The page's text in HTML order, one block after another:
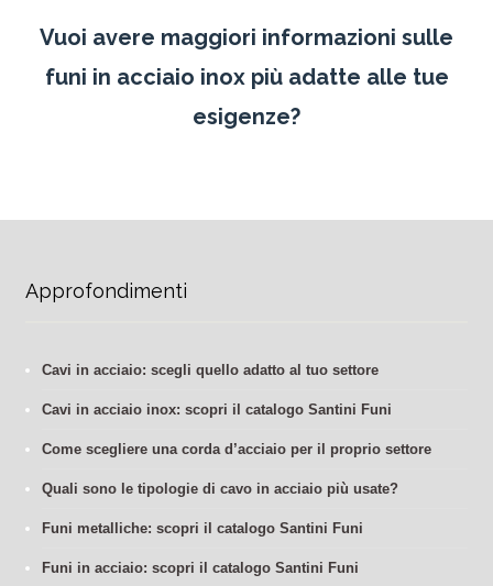
Vuoi avere maggiori informazioni sulle
funi in acciaio inox più adatte alle tue
esigenze?
Approfondimenti
Cavi in acciaio: scegli quello adatto al tuo settore
Cavi in acciaio inox: scopri il catalogo Santini Funi
Come scegliere una corda d’acciaio per il proprio settore
Quali sono le tipologie di cavo in acciaio più usate?
Funi metalliche: scopri il catalogo Santini Funi
Funi in acciaio: scopri il catalogo Santini Funi